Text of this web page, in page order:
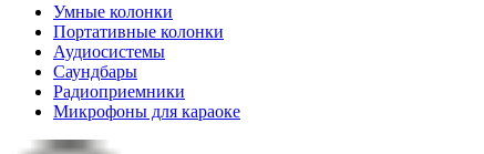
Умные колонки
Портативные колонки
Аудиосистемы
Саундбары
Радиоприемники
Микрофоны для караоке